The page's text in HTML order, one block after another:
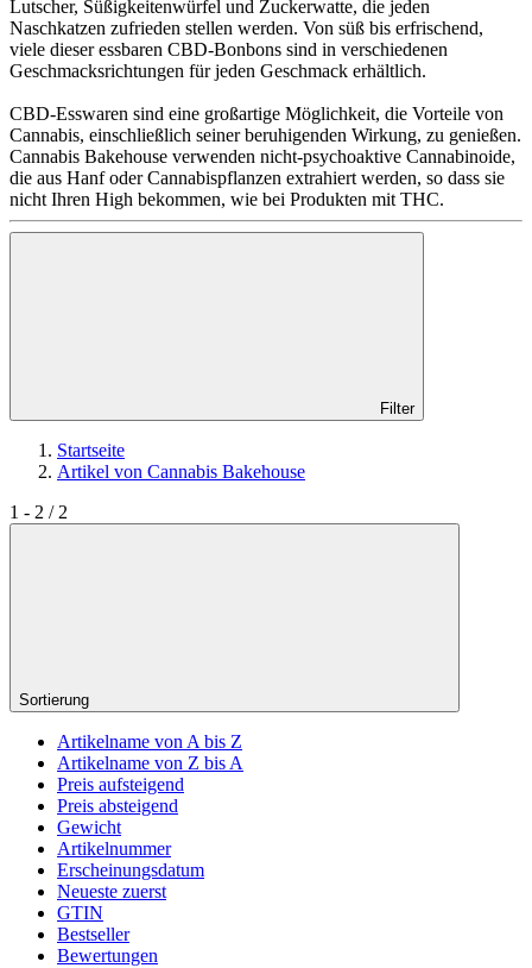
Lutscher, Süßigkeitenwürfel und Zuckerwatte, die jeden
Naschkatzen zufrieden stellen werden. Von süß bis erfrischend,
viele dieser essbaren CBD-Bonbons sind in verschiedenen
Geschmacksrichtungen für jeden Geschmack erhältlich.
CBD-Esswaren sind eine großartige Möglichkeit, die Vorteile von
Cannabis, einschließlich seiner beruhigenden Wirkung, zu genießen.
Cannabis Bakehouse verwenden nicht-psychoaktive Cannabinoide,
die aus Hanf oder Cannabispflanzen extrahiert werden, so dass sie
nicht Ihren High bekommen, wie bei Produkten mit THC.
Filter
Startseite
Artikel von Cannabis Bakehouse
1 - 2 / 2
Sortierung
Artikelname von A bis Z
Artikelname von Z bis A
Preis aufsteigend
Preis absteigend
Gewicht
Artikelnummer
Erscheinungsdatum
Neueste zuerst
GTIN
Bestseller
Bewertungen